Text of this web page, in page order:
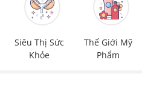
điện tử SMS để đảm bảo
Siêu Thị Sức
Khỏe
Thế Giới Mỹ
Phẩm